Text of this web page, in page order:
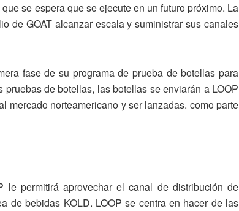
se espera que se ejecute en un futuro próximo. La
de GOAT alcanzar escala y suministrar sus canales
fase de su programa de prueba de botellas para
de botellas, las botellas se enviarán a LOOP
mercado norteamericano y ser lanzadas. como parte
le permitirá aprovechar el canal de distribución de
de bebidas KOLD. LOOP se centra en hacer de las